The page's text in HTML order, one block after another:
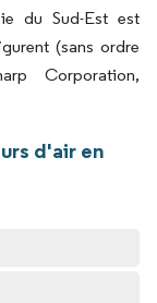
du Sud-Est est
(sans ordre
Corporation,
d'air en